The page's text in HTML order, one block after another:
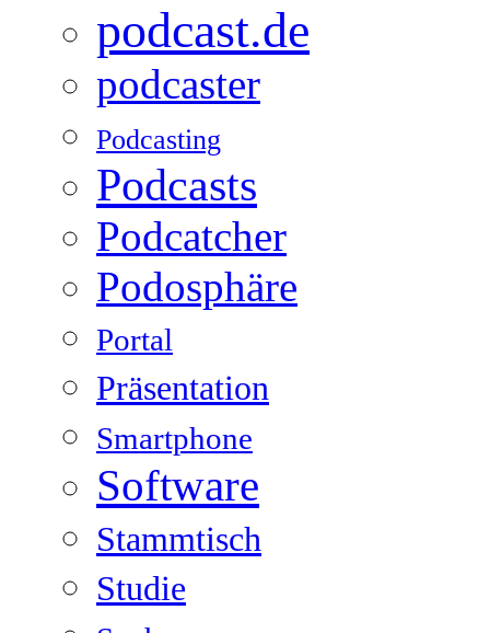
podcast.de
podcaster
Podcasting
Podcasts
Podcatcher
Podosphäre
Portal
Präsentation
Smartphone
Software
Stammtisch
Studie